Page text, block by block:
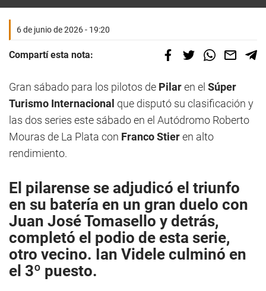
6 de junio de 2026 - 19:20
Compartí esta nota:
Gran sábado para los pilotos de Pilaren el Súper
Turismo Internacional que disputó su clasificación y
las dos series este sábado en el Autódromo Roberto
Mouras de La Plata con Franco Stieren alto
rendimiento.
El pilarense se adjudicó el triunfo
en su batería en un gran duelo con
Juan José Tomasello y detrás,
completó el podio de esta serie,
otro vecino. Ian Videle culminó en
el 3º puesto.